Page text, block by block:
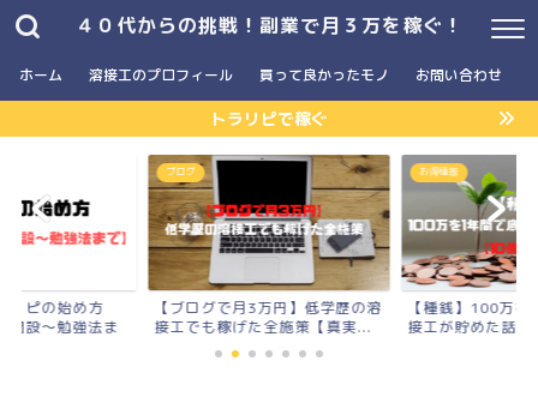
４０代からの挑戦！副業で月３万を稼ぐ！
ホーム 溶接工のプロフィール 買って良かったモノ お問い合わせ
トラリピで稼ぐ
リピの始め方
開設〜勉強法ま
ブログ
【ブログで月3万円】低学歴の溶
接工でも稼げた全施策【真実...
お得情報
【種銭】100万
接工が貯めた話